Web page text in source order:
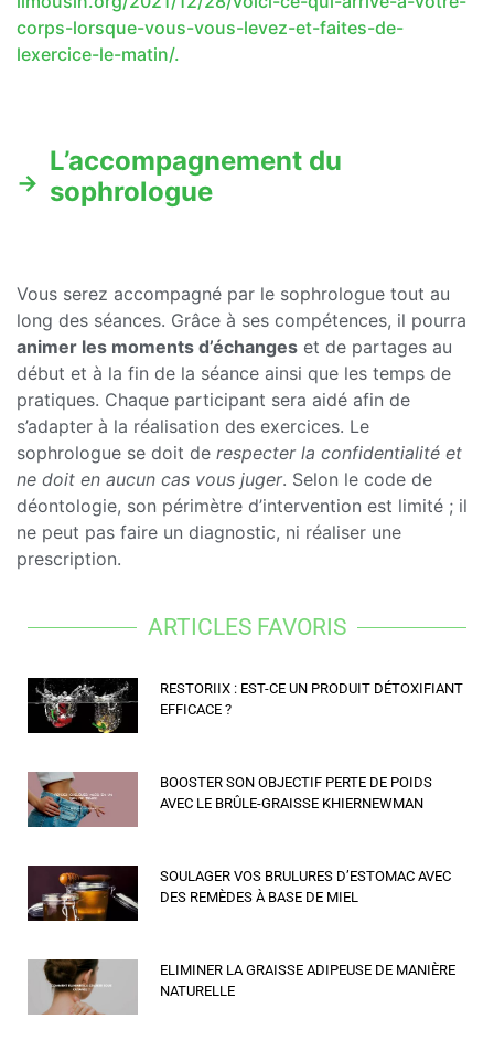
corps-lorsque-vous-vous-levez-et-faites-de-
lexercice-le-matin/.
L’accompagnement du
sophrologue
Vous serez accompagné par le sophrologue tout au
long des séances. Grâce à ses compétences, il pourra
animer les moments d’échanges et de partages au
début et à la fin de la séance ainsi que les temps de
pratiques. Chaque participant sera aidé afin de
s’adapter à la réalisation des exercices. Le
sophrologue se doit de respecter la confidentialité et
ne doit en aucun cas vous juger. Selon le code de
déontologie, son périmètre d’intervention est limité ; il
ne peut pas faire un diagnostic, ni réaliser une
prescription.
ARTICLES FAVORIS
RESTORIIX : EST-CE UN PRODUIT DÉTOXIFIANT
EFFICACE ?
BOOSTER SON OBJECTIF PERTE DE POIDS
AVEC LE BRÛLE-GRAISSE KHIERNEWMAN
SOULAGER VOS BRULURES D’ESTOMAC AVEC
DES REMÈDES À BASE DE MIEL
ELIMINER LA GRAISSE ADIPEUSE DE MANIÈRE
NATURELLE